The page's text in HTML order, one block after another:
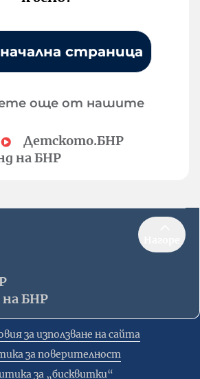
страница
още от нашите
Детското.БНР
на БНР
на БНР
за използване на сайта
за поверителност
за „бисквитки“